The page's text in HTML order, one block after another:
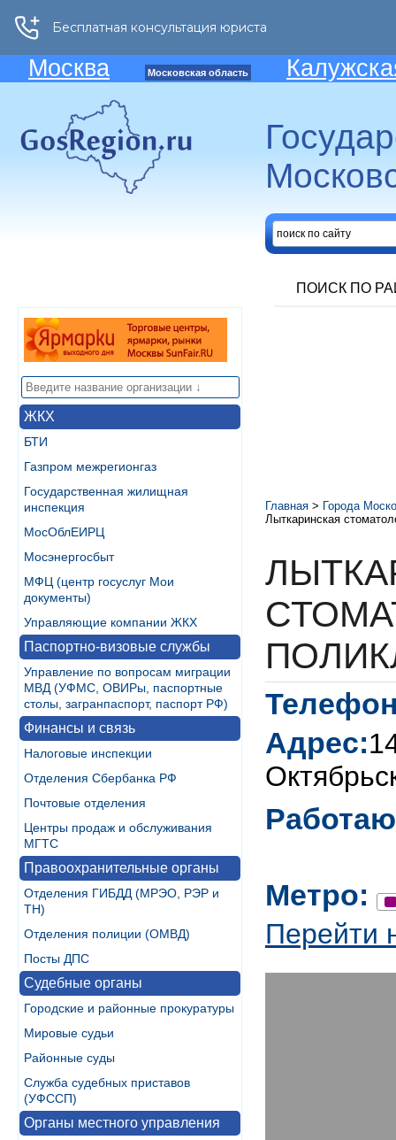
Москва Московская область
ПОИСК ПО
ЖКХ
БТИ
Газпром межрегионгаз
Государственная жилищная
инспекция
МосОблЕИРЦ
Мосэнергосбыт
МФЦ (центр госуслуг Мои
документы)
Управляющие компании ЖКХ
Паспортно-визовые службы
Управление по вопросам миграции
МВД (УФМС, ОВИРы, паспортные
столы, загранпаспорт, паспорт РФ)
Финансы и связь
Налоговые инспекции
Отделения Сбербанка РФ
Почтовые отделения
Центры продаж и обслуживания
МГТС
Правоохранительные органы
Отделения ГИБДД (МРЭО, РЭР и
ТН)
Отделения полиции (ОМВД)
Посты ДПС
Судебные органы
Городские и районные прокуратуры
Мировые судьи
Районные суды
Служба судебных приставов
(УФССП)
Органы местного управления
Главная > Города
Лыткаринская
Адрес:
Метро:
Перейти